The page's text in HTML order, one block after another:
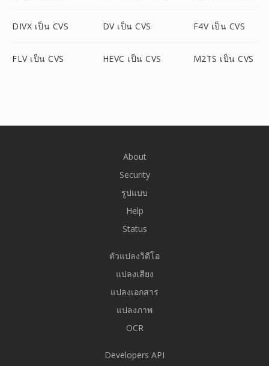
DIVX เป็น CVS DV เป็น CVS F4V เป็น CVS
FLV เป็น CVS HEVC เป็น CVS M2TS เป็น CVS
About
Security
รูปแบบ
Help
Status
ตัวแปลงวิดีโอ
แปลงเสียง
แปลงเอกสาร
แปลงภาพ
OCR
Developers API